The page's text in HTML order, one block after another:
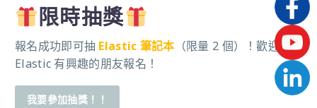
限時抽獎
報名成功即可抽 Elastic 筆記本（限量 2 個）！歡迎對
Elastic 有興趣的朋友報名！
我要參加抽獎！！